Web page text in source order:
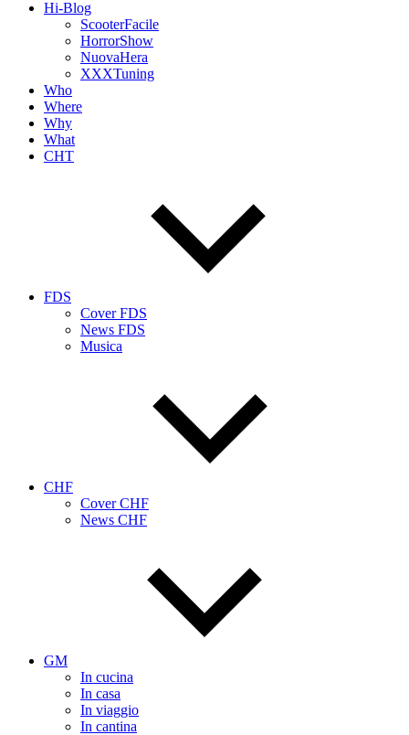
Hi-Blog
ScooterFacile
HorrorShow
NuovaHera
XXXTuning
Who
Where
Why
What
CHT
FDS
Cover FDS
News FDS
Musica
CHF
Cover CHF
News CHF
GM
In cucina
In casa
In viaggio
In cantina